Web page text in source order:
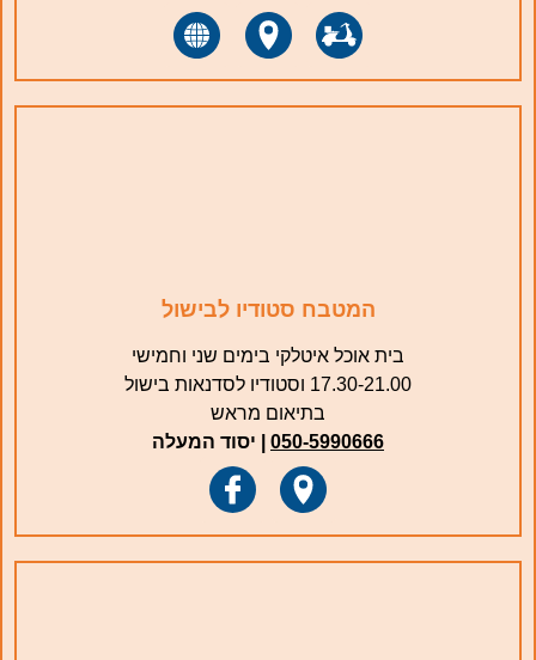
המטבח סטודיו לבישול
בית אוכל איטלקי בימים שני וחמישי
17.30-21.00 וסטודיו לסדנאות בישול
בתיאום מראש
050-5990666 | יסוד המעלה